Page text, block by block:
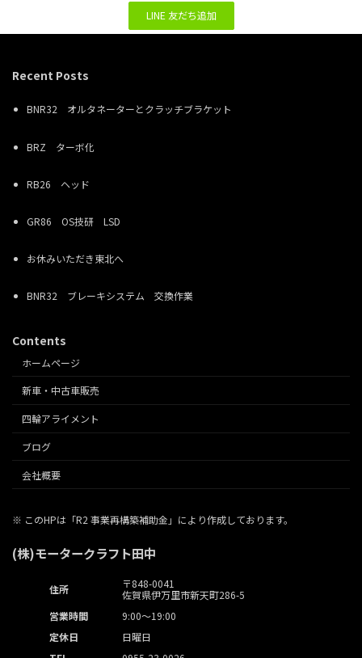
LINE 友だち追加
Recent Posts
BNR32 オルタネーターとクラッチブラケット
BRZ ターボ化
RB26 ヘッド
GR86 OS技研 LSD
お休みいただき東北へ
BNR32 ブレーキシステム 交換作業
Contents
ホームページ
新車・中古車販売
四輪アライメント
ブログ
会社概要
※ このHPは「R2 事業再構築補助金」により作成しております。
(株)モータークラフト田中
住所
〒848-0041
佐賀県伊万里市新天町286-5
営業時間
9:00～19:00
定休日
日曜日